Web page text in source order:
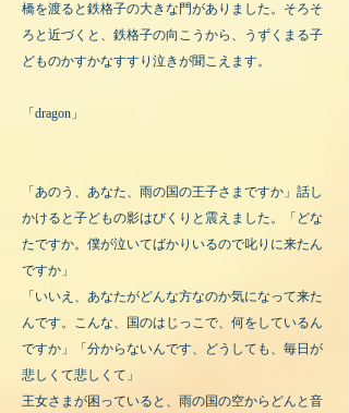
橋を渡ると鉄格子の大きな門がありました。そろそ
ろと近づくと、鉄格子の向こうから、うずくまる子
どものかすかなすすり泣きが聞こえます。
「dragon」
「あのう、あなた、雨の国の王子さまですか」話し
かけると子どもの影はびくりと震えました。「どな
たですか。僕が泣いてばかりいるので叱りに来たん
ですか」
「いいえ、あなたがどんな方なのか気になって来た
んです。こんな、国のはじっこで、何をしているん
ですか」「分からないんです、どうしても、毎日が
悲しくて悲しくて」
王女さまが困っていると、雨の国の空からどんと音